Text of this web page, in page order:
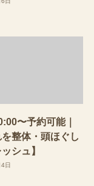
〜予約可能｜
整体・頭ほぐし
シュ】
日